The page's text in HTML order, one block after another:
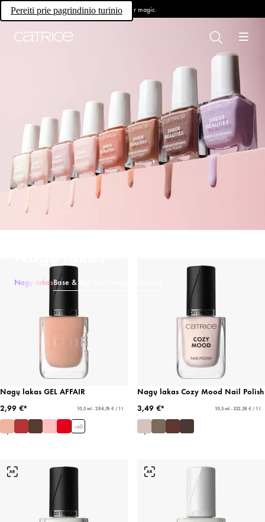
Pereiti prie pagrindinio turinioOwn your magic.
Nagų lakasBase & Top Coat
Nagų lakas GEL AFFAIR
2,99 €*
10,5 ml - 284,76 € / 1 l
+60
Nagų lakas Cozy Mood Nail Polish
3,49 €*
10,5 ml - 332,38 € / 1 l